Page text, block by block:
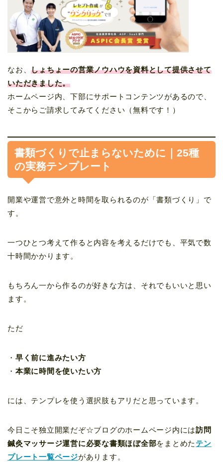
なお、しょちょーの営業ノウハウを資料として提供させて
いただきました。
ホームページ内、下部にサポートコンテンツがあるので、
そこからご請求してみてください（無料です！）
書類づくりで止まらないために｜25種
の実務テンプレート
開業や運営で意外と時間を取られるのが「書類づくり」で
す。
一つひとつ考えて作ると内容を考えるだけでも、平気で数
十時間かかります。
もちろん一から作るのが好きな方は、それでもいいと思い
ます。
ただ
・ 早く前に進みたい方
・ 本業に時間を使いたい方
には、テンプレを使う選択肢もアリだと思っています。
今日こそ独立開業だぞ☆ブログのホームページ内には訪問
鍼灸マッサージ運営に必要な書類ほぼ全部をまとめた テン
プレート一覧ページがあります。